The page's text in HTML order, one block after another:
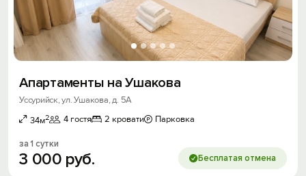
Апартаменты на Ушакова
Уссурийск, ул. Ушакова, д. 5А
34м2 4 гостя 2 кровати Парковка
за 1 сутки
3 000 руб. Бесплатая отмена